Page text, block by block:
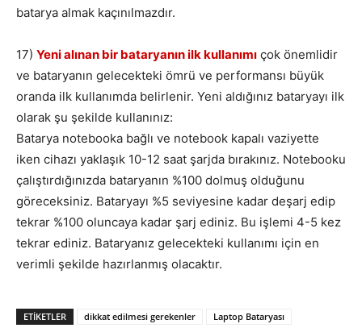
batarya almak kaçınılmazdır.
17) Yeni alınan bir bataryanın ilk kullanımı çok önemlidir
ve bataryanın gelecekteki ömrü ve performansı büyük
oranda ilk kullanımda belirlenir. Yeni aldığınız bataryayı ilk
olarak şu şekilde kullanınız:
Batarya notebooka bağlı ve notebook kapalı vaziyette
iken cihazı yaklaşık 10-12 saat şarjda bırakınız. Notebooku
çalıştırdığınızda bataryanın %100 dolmuş olduğunu
göreceksiniz. Bataryayı %5 seviyesine kadar deşarj edip
tekrar %100 oluncaya kadar şarj ediniz. Bu işlemi 4-5 kez
tekrar ediniz. Bataryanız gelecekteki kullanımı için en
verimli şekilde hazırlanmış olacaktır.
ETIKETLER dikkat edilmesi gerekenler
Laptop Bataryası